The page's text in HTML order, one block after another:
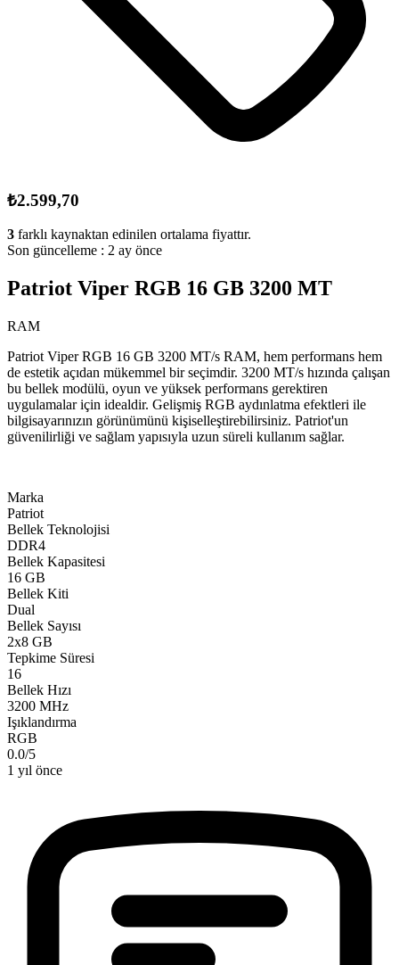
₺2.599,70
3 farklı kaynaktan edinilen ortalama fiyattır.
Son güncelleme : 2 ay önce
Patriot Viper RGB 16 GB 3200 MT
RAM
Patriot Viper RGB 16 GB 3200 MT/s RAM, hem performans hem
de estetik açıdan mükemmel bir seçimdir. 3200 MT/s hızında çalışan
bu bellek modülü, oyun ve yüksek performans gerektiren
uygulamalar için idealdir. Gelişmiş RGB aydınlatma efektleri ile
bilgisayarınızın görünümünü kişiselleştirebilirsiniz. Patriot'un
güvenilirliği ve sağlam yapısıyla uzun süreli kullanım sağlar.
Marka
Patriot
Bellek Teknolojisi
DDR4
Bellek Kapasitesi
16 GB
Bellek Kiti
Dual
Bellek Sayısı
2x8 GB
Tepkime Süresi
16
Bellek Hızı
3200 MHz
Işıklandırma
RGB
0.0/5
1 yıl önce